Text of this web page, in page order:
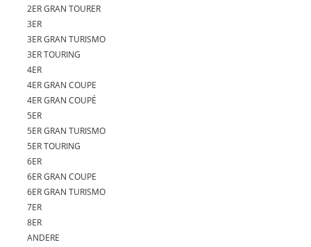
2ER GRAN TOURER
3ER
3ER GRAN TURISMO
3ER TOURING
4ER
4ER GRAN COUPE
4ER GRAN COUPÉ
5ER
5ER GRAN TURISMO
5ER TOURING
6ER
6ER GRAN COUPE
6ER GRAN TURISMO
7ER
8ER
ANDERE